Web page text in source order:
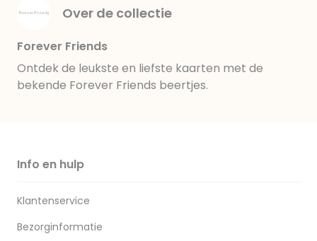
Over de collectie
Forever Friends
Ontdek de leukste en liefste kaarten met de
bekende Forever Friends beertjes.
Info en hulp
Klantenservice
Bezorginformatie